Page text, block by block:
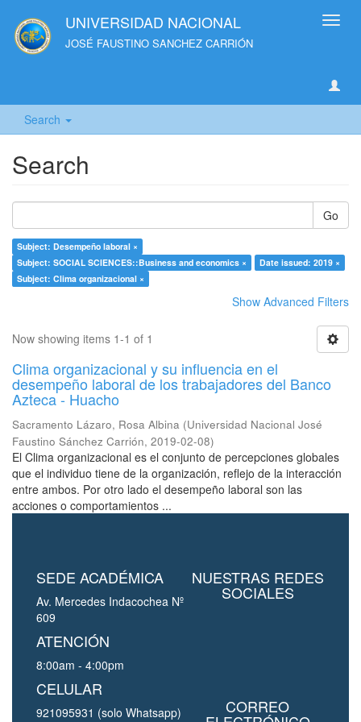
UNIVERSIDAD NACIONAL
JOSÉ FAUSTINO SANCHEZ CARRIÓN
Search
Search
Go
Subject: Desempeño laboral ×
Subject: SOCIAL SCIENCES::Business and economics ×
Date issued: 2019 ×
Subject: Clima organizacional ×
Show Advanced Filters
Now showing items 1-1 of 1
Clima organizacional y su influencia en el
desempeño laboral de los trabajadores del Banco
Azteca - Huacho
Sacramento Lázaro, Rosa Albina (Universidad Nacional José
Faustino Sánchez Carrión, 2019-02-08)
El Clima organizacional es el conjunto de percepciones globales
que el individuo tiene de la organización, reflejo de la interacción
entre ambos. Por otro lado el desempeño laboral son las
acciones o comportamientos ...
SEDE ACADÉMICA
Av. Mercedes Indacochea Nº
609
ATENCIÓN
8:00am - 4:00pm
CELULAR
921095931 (solo Whatsapp)
NUESTRAS REDES
SOCIALES
CORREO